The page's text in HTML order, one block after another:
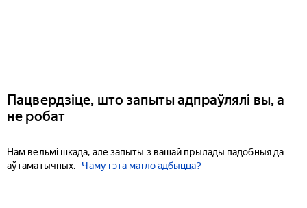
Пацвердзіце, што запыты адпраўлялі вы, а
не робат
Нам вельмі шкада, але запыты з вашай прылады падобныя да
аўтаматычных.
Чаму гэта магло адбыцца?